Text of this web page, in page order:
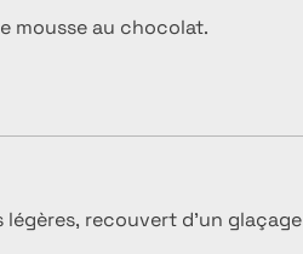
mousse au chocolat.
légères, recouvert d'un glaçage